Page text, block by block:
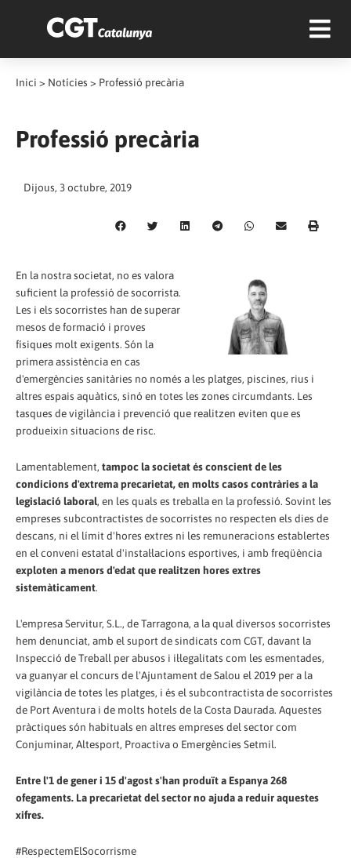
Inici > Notícies > Professió precària
Professió precària
Dijous, 3 octubre, 2019
En la nostra societat, no es valora
suficient la professió de socorrista.
Les i els socorristes han de superar
mesos de formació i proves
físiques molt exigents. Són la
primera assistència en cas
d'emergències sanitàries no només a les platges, piscines, rius i
altres espais aquàtics, sinó en totes les zones circumdants. Les
tasques de vigilància i prevenció que realitzen eviten que es
produeixin situacions de risc.
Lamentablement, tampoc la societat és conscient de les
condicions d'extrema precarietat, en molts casos contràries a la
legislació laboral, en les quals es treballa en la professió. Sovint les
empreses subcontractistes de socorristes no respecten els dies de
descans, ni el límit d'hores extres ni les remuneracions establertes
en el conveni estatal d'instal·lacions esportives, i amb freqüència
exploten a menors d'edat que realitzen hores extres
sistemàticament.
L'empresa Servitur, S.L., de Tarragona, a la qual diversos socorristes
hem denunciat, amb el suport de sindicats com CGT, davant la
Inspecció de Treball per abusos i il·legalitats com les esmentades,
va guanyar el concurs de l'Ajuntament de Salou el 2019 per a la
vigilància de totes les platges, i és el subcontractista de socorristes
de Port Aventura i de molts hotels de la Costa Daurada. Aquestes
pràctiques són habituals en altres empreses del sector com
Conjuminar, Altesport, Proactiva o Emergències Setmil.
Entre l'1 de gener i 15 d'agost s'han produït a Espanya 268
ofegaments. La precarietat del sector no ajuda a reduir aquestes
xifres.
#RespectemElSocorrisme